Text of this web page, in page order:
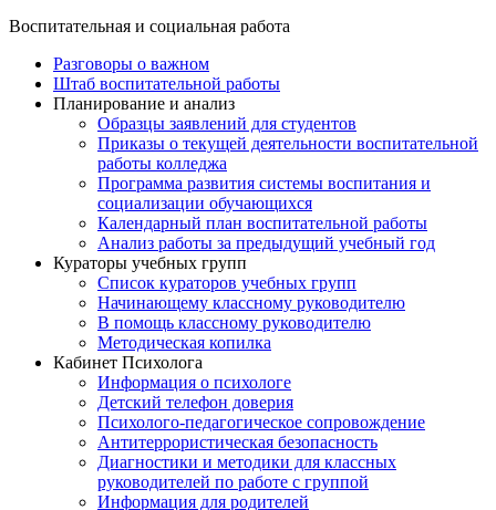
Воспитательная и социальная работа
Разговоры о важном
Штаб воспитательной работы
Планирование и анализ
Образцы заявлений для студентов
Приказы о текущей деятельности воспитательной
работы колледжа
Программа развития системы воспитания и
социализации обучающихся
Календарный план воспитательной работы
Анализ работы за предыдущий учебный год
Кураторы учебных групп
Список кураторов учебных групп
Начинающему классному руководителю
В помощь классному руководителю
Методическая копилка
Кабинет Психолога
Информация о психологе
Детский телефон доверия
Психолого-педагогическое сопровождение
Антитеррористическая безопасность
Диагностики и методики для классных
руководителей по работе с группой
Информация для родителей